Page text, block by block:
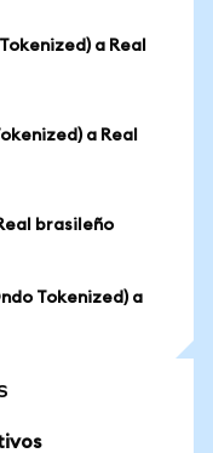
a Real
a Real
brasileño
Tokenized) a